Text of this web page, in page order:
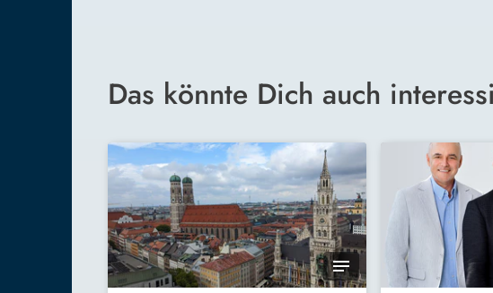
Das könnte Dich auch